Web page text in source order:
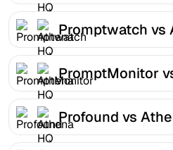
Promptwatch vs
PromptMonitor
Profound vs